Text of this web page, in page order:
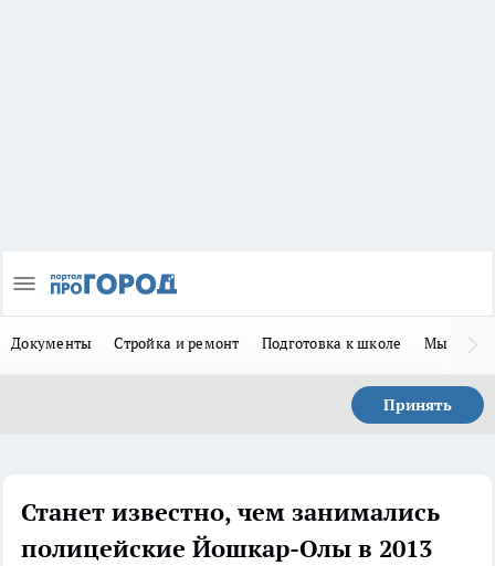
Документы Стройка и ремонт Подготовка к школе Мы в MAX
Принять
Станет известно, чем занимались
полицейские Йошкар-Олы в 2013